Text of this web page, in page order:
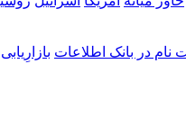
نام در بانک اطلاعات بازارِيابی